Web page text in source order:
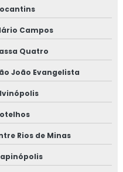
Campos
Quatro
João Evangelista
Rios de Minas